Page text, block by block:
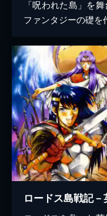
「呪われた島」を
ファンタジーの礎を
ロードス島戦記－